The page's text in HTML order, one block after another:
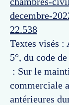
decembre-
22.538
Textes visés
5°, du code
: Sur le
commerciale
antérieures